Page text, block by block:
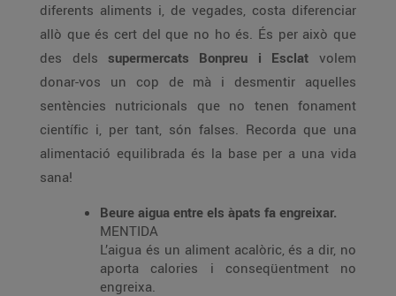
diferents aliments i, de vegades, costa diferenciar
allò que és cert del que no ho és. És per això que
des dels supermercats Bonpreu i Esclat volem
donar-vos un cop de mà i desmentir aquelles
sentències nutricionals que no tenen fonament
científic i, per tant, són falses. Recorda que una
alimentació equilibrada és la base per a una vida
sana!
Beure aigua entre els àpats fa engreixar.
MENTIDA
L’aigua és un aliment acalòric, és a dir, no
aporta calories i conseqüentment no
engreixa.